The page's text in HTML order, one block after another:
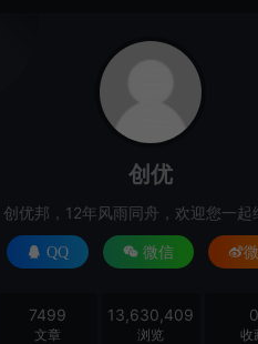
创优
创优邦，12年风雨同舟，欢迎您一起
QQ 微信
7499
文章
13,630,409
浏览
0
收